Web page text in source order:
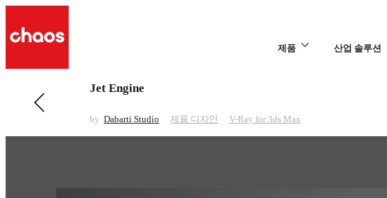
제품 산업 솔루션
전 페이지 보기 제품 디자인
Jet Engine
by Dabarti Studio 제품 디자인 V-Ray for 3ds Max